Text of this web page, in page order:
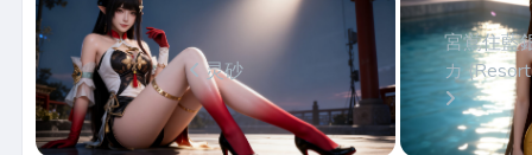
灵砂
宮鴬住藍
カ